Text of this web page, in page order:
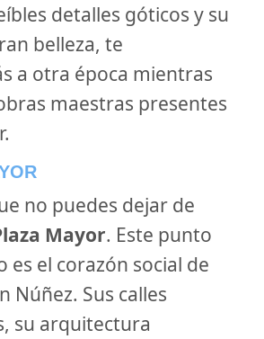
detalles góticos y su
belleza, te
a otra época mientras
maestras presentes
no puedes dejar de
Mayor. Este punto
es el corazón social de
Núñez. Sus calles
su arquitectura